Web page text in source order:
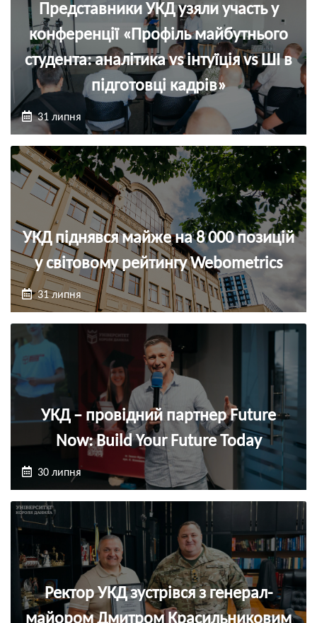
Представники УКД узяли участь у
конференції «Профіль майбутнього
студента: аналітика vs інтуїція vs ШІ в
підготовці кадрів»
31 липня
УКД піднявся майже на 8 000 позицій
у світовому рейтингу Webometrics
31 липня
УКД – провідний партнер Future
Now: Build Your Future Today
30 липня
Ректор УКД зустрівся з генерал-
майором Дмитром Красильниковим